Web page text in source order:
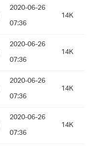
2020-06-26
07:36
14K
2020-06-26
07:36
14K
2020-06-26
07:36
14K
2020-06-26
07:36
14K